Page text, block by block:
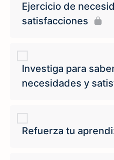
Ejercicio de
satisfacciones
Investiga para
necesidades y
Refuerza tu